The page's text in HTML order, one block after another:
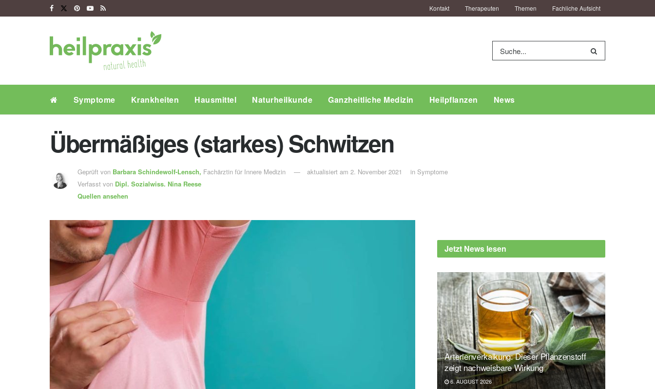
Kontakt Therapeuten Themen Fachliche Aufsicht
Symptome Krankheiten Hausmittel Naturheilkunde Ganzheitliche Medizin Heilpflanzen News
Übermäßiges (starkes) Schwitzen
Geprüft von Barbara Schindewolf-Lensch, Fachärztin für Innere Medizin
Verfasst von Dipl. Sozialwiss. Nina Reese
Quellen ansehen
aktualisiert am 2. November 2021 in Symptome
Jetzt News lesen
Arterienverkalkung: Dieser Pflanzenstoff
zeigt nachweisbare Wirkung
6. AUGUST 2026